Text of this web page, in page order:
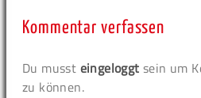
Kommentar verfassen
Du musst eingeloggt sein um
zu können.